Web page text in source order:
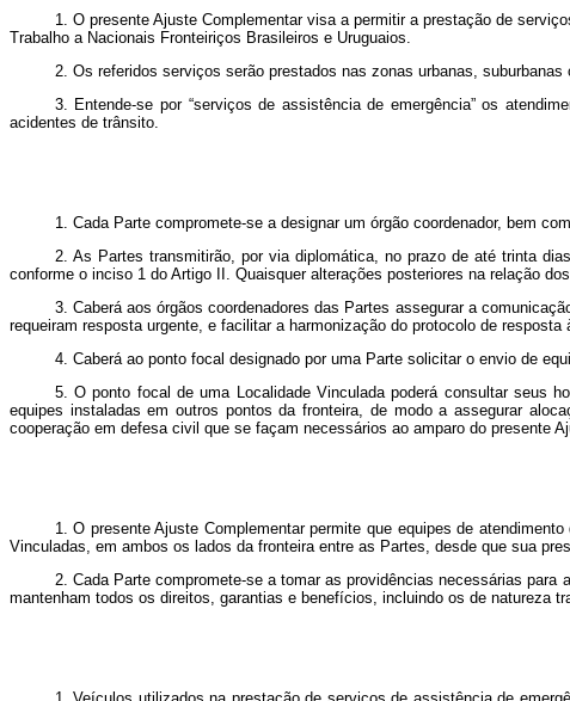
1. O presente Ajuste Complementar visa a permitir a prestação de
Trabalho a Nacionais Fronteiriços Brasileiros e Uruguaios.
2. Os referidos serviços serão prestados nas zonas urbanas,
3. Entende-se por “serviços de assistência de emergência” os
acidentes de trânsito.
1. Cada Partecompromete-se a designar um órgão coordenador, bem
2. As Partes transmitirão, por via diplomática, no prazo de até trinta
conforme o inciso 1 do Artigo II. Quaisquer alterações posteriores na relação
3. Caberá aos órgãos coordenadores das Partes assegurar a
requeiram resposta urgente, e facilitar a harmonização do protocolo de
4. Caberá ao ponto focal designado por uma Parte solicitar o envio de
5. O ponto focal de uma Localidade Vinculada poderá consultar seus
equipes instaladas em outros pontos da fronteira, de modo a assegurar
cooperação em defesa civil que se façam necessários ao amparo do presente
1. O presente Ajuste Complementarpermite que equipes de
Vinculadas, em ambos os lados da fronteira entre as Partes, desde que sua
2. Cada Parte compromete-se a tomar as providências necessárias para
mantenham todos os direitos, garantias e benefícios, incluindo os de natureza